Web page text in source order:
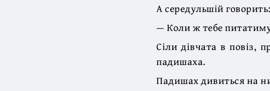
А середульшій говорить:
— Коли ж тебе
Сіли дівчата в повіз,
падишаха.
Падишах дивиться на